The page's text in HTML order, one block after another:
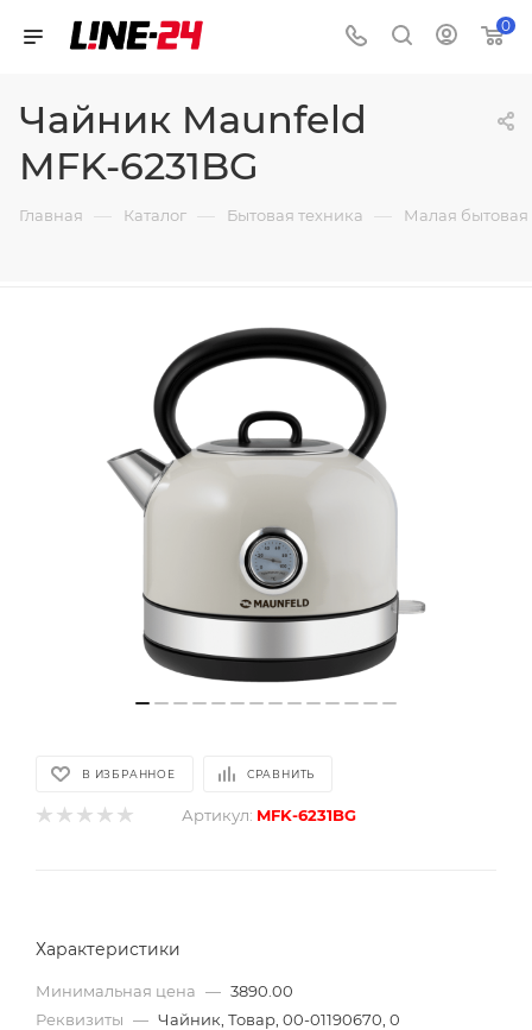
0
Чайник Maunfeld
MFK-6231BG
Главная — Каталог — Бытовая техника — Малая бытовая
В ИЗБРАННОЕ СРАВНИТЬ
Артикул: MFK-6231BG
Характеристики
Минимальная цена — 3890.00
Реквизиты — Чайник, Товар, 00-01190670, 0